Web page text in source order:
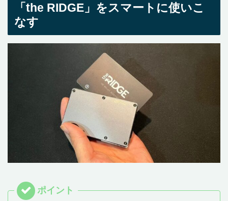
「the RIDGE」をスマートに使いこ
なす